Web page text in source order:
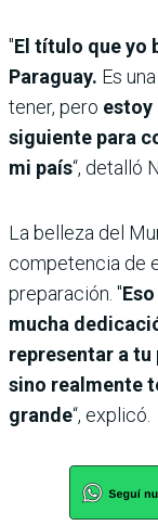
"El título que yo
Paraguay. Es
tener, pero estoy
siguiente para
mi país“, detalló
La belleza del
competencia de
preparación. "
mucha
representar a tu
sino realmente
grande“, explicó.